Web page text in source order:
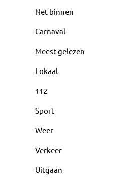
Net binnen
Carnaval
Meest gelezen
Lokaal
112
Sport
Weer
Verkeer
Uitgaan